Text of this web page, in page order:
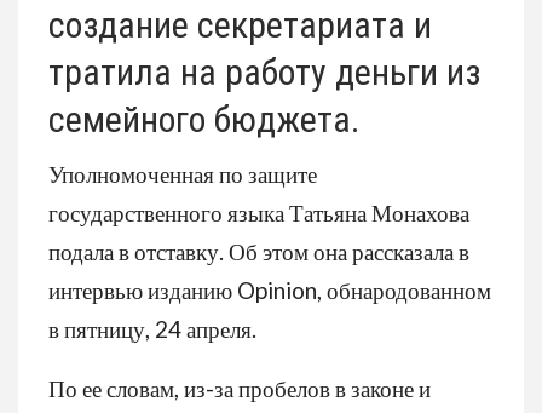
создание секретариата и
тратила на работу деньги из
семейного бюджета.
Уполномоченная по защите
государственного языка Татьяна Монахова
подала в отставку. Об этом она рассказала в
интервью изданию Opinion, обнародованном
в пятницу, 24 апреля.
По ее словам, из-за пробелов в законе и